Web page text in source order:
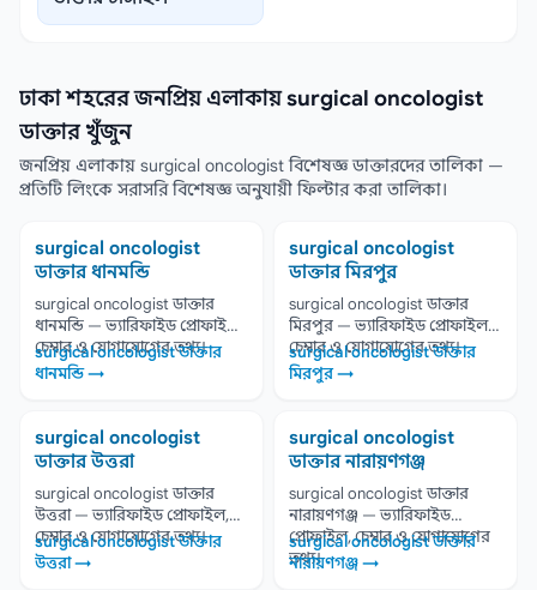
ঢাকা শহরের জনপ্রিয় এলাকায় surgical oncologist
ডাক্তার খুঁজুন
জনপ্রিয় এলাকায় surgical oncologist বিশেষজ্ঞ ডাক্তারদের তালিকা —
প্রতিটি লিংকে সরাসরি বিশেষজ্ঞ অনুযায়ী ফিল্টার করা তালিকা।
surgical oncologist
ডাক্তার ধানমন্ডি
surgical oncologist ডাক্তার
ধানমন্ডি — ভ্যারিফাইড প্রোফাইল,
চেম্বার ও যোগাযোগের তথ্য।
surgical oncologist ডাক্তার
ধানমন্ডি →
surgical oncologist
ডাক্তার মিরপুর
surgical oncologist ডাক্তার
মিরপুর — ভ্যারিফাইড প্রোফাইল,
চেম্বার ও যোগাযোগের তথ্য।
surgical oncologist ডাক্তার
মিরপুর →
surgical oncologist
ডাক্তার উত্তরা
surgical oncologist ডাক্তার
উত্তরা — ভ্যারিফাইড প্রোফাইল,
চেম্বার ও যোগাযোগের তথ্য।
surgical oncologist ডাক্তার
উত্তরা →
surgical oncologist
ডাক্তার নারায়ণগঞ্জ
surgical oncologist ডাক্তার
নারায়ণগঞ্জ — ভ্যারিফাইড
প্রোফাইল, চেম্বার ও যোগাযোগের
তথ্য।
surgical oncologist ডাক্তার
নারায়ণগঞ্জ →